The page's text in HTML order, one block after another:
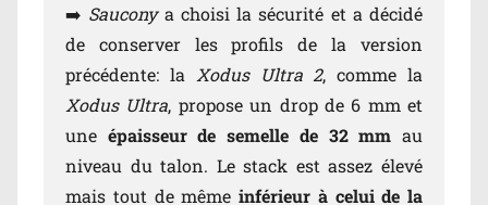
➡️ Saucony a choisi la sécurité et a décidé
de conserver les profils de la version
précédente: la
Xodus Ultra 2, comme la
Xodus Ultra, propose un drop de 6 mm et
une épaisseur de semelle de 32 mm au
niveau du talon. Le stack est assez élevé
mais tout de même inférieur à celui de la